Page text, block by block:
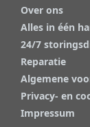
Over ons
Alles in één
24/7
Reparatie
Algemene
Privacy- en
Impressum